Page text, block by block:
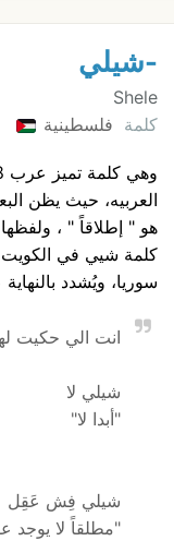
-شيلي
Shele
كلمة فلسطينية
العربيه، حيث يظن
هو " إطلاقاً " ،
كلمة شيي في
سوريا، ويُشدد
انت الي حكيت
شيلي لا
"أبدا لا"
شيلي فِش عَقِل
"مطلقاً لا يوجد